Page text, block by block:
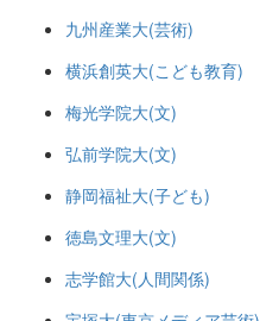
九州産業大(芸術)
横浜創英大(こども教育)
梅光学院大(文)
弘前学院大(文)
静岡福祉大(子ども)
徳島文理大(文)
志学館大(人間関係)